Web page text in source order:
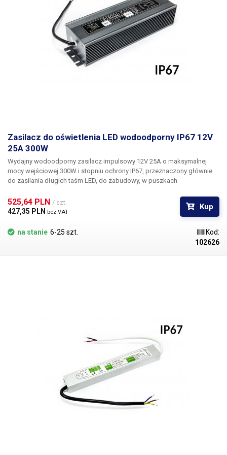
na metr * 1,25 (25% marginesu) = wymagana moc zasilacza (W).
Przykład: 5,5m * 10,8W * 1,25 = 74,25W < 120W = zasilacz jest idealny.
Zasilacz do oświetlenia LED wodoodporny IP67 12V
25A 300W
Wydajny wodoodporny zasilacz impulsowy 12V 25A o maksymalnej
mocy wejściowej 300W i stopniu ochrony IP67, przeznaczony głównie
do zasilania długich taśm LED, do zabudowy, w puszkach
jest zamknięty w profilowanej aluminiowej obudowie z szarym
anodyzowanym wykończeniem, która jest uszczelniona na krawędziach
żywicą epoksydową, nadając zasilaczowi stopień ochrony IP67, dzięki
czemunadaje się do mokrych środowisk zewnętrznych
. Zasilacz
pobiera napięcie 230V AC 50Hz wraz z przewodem uziemiającym i
oferuje podstawową ochronę przed zwarciem i przeciążeniem. Stopień
prądu. Zawsze należy pamiętać o wystarczającej rezerwie mocy (20-
25%), zasilacz nie powinien pracować na granicy swojej mocy przez
długi czas. Więcej zasilaczy przemysłowych o innych parametrach
aby obliczyć moc wymaganą do zasilania taśm LED: Długość taśmy
LED w metrach * moc na metr * 1,25 (25% marginesu) = wymagana moc
zasilacza (W). Przykład: 18,5m * 10,8W * 1,25 = 249,75W < 300W =
zasilacz jest idealny.
525,64 PLN / szt.
427,35 PLN bez VAT
Kup
na stanie 6-25 szt.
Kod:
102626